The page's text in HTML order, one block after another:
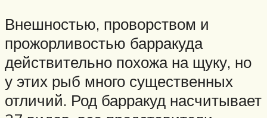
Внешностью, проворством и
прожорливостью барракуда
действительно похожа на щуку, но
у этих рыб много существенных
отличий. Род барракуд насчитывает